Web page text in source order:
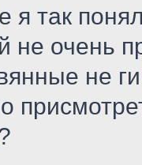
я так
не очень
не